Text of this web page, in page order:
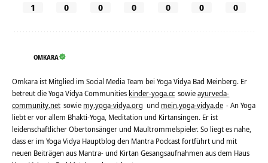
1 0 0 0 0 0 0
OMKARA
Omkara ist Mitglied im Social Media Team bei Yoga Vidya Bad Meinberg. Er
betreut die Yoga Vidya Communities kinder-yoga.cc sowieayurveda-
community.net sowie my.yoga-vidya.org und mein.yoga-vidya.de - An Yoga
liebt er vor allem Bhakti-Yoga, Meditation und Kirtansingen. Er ist
leidenschaftlicher Obertonsänger und Maultrommelspieler. So liegt es nahe,
dass er im Yoga Vidya Hauptblog den Mantra Podcast fortführt und mit
neuen Beiträgen aus Mantra- und Kirtan Gesangsaufnahmen aus dem Haus